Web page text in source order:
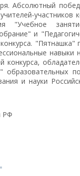
Абсолютный
участников
"Учебное
и
"Пятнашка"
навыки
образовательных
и науки
РФ